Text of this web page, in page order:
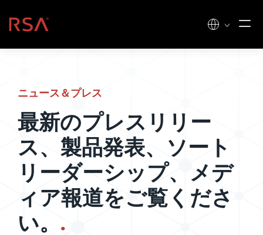
ホーム
ニュース＆プレス
最新のプレスリリー
ス、製品発表、ソート
リーダーシップ、メデ
ィア報道をご覧くださ
い。 .